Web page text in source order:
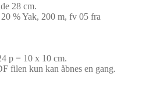
28 cm.
% Yak, 200 m, fv 05 fra
p = 10 x 10 cm.
filen kun kan åbnes en gang.